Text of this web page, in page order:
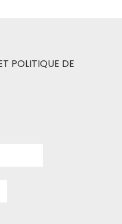
POLITIQUE DE